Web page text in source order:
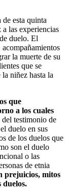
de esta quinta
las experiencias
duelo. El
la muerte de su
que se
niñez hasta la
que
a los cuales
del testimonio de
duelo en sus
de los duelos que
son el duelo
o las
de etnia
prejuicios, mitos
duelos.